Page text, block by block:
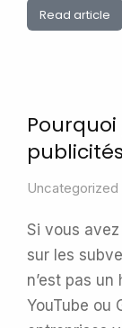
Read article
Uncategorized
Si vous
sur les
n’est pas
YouTube ou